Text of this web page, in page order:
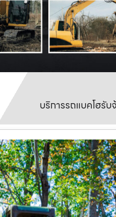
บริการรถแบคโฮรั